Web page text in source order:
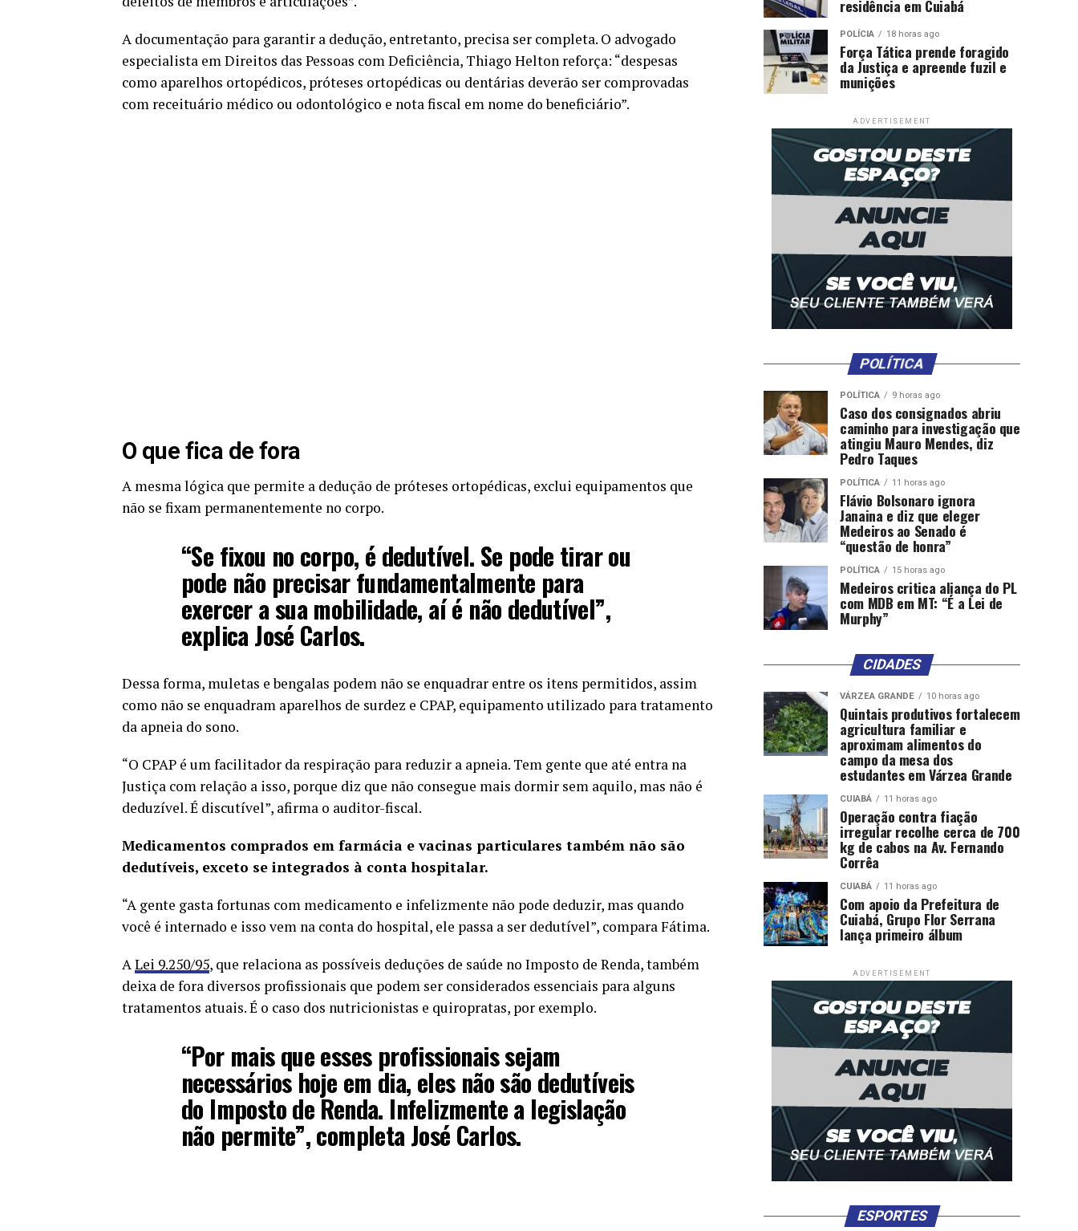
A documentação para garantir a dedução, entretanto, precisa ser completa. O advogado
especialista em Direitos das Pessoas com Deficiência, Thiago Helton reforça: “despesas
como aparelhos ortopédicos, próteses ortopédicas ou dentárias deverão ser comprovadas
com receituário médico ou odontológico e nota fiscal em nome do beneficiário”.
O que fica de fora
A mesma lógica que permite a dedução de próteses ortopédicas, exclui equipamentos que
não se fixam permanentemente no corpo.
“Se fixou no corpo, é dedutível. Se pode tirar ou
pode não precisar fundamentalmente para
exercer a sua mobilidade, aí é não dedutível”,
explica José Carlos.
Dessa forma, muletas e bengalas podem não se enquadrar entre os itens permitidos, assim
como não se enquadram aparelhos de surdez e CPAP, equipamento utilizado para tratamento
da apneia do sono.
“O CPAP é um facilitador da respiração para reduzir a apneia. Tem gente que até entra na
Justiça com relação a isso, porque diz que não consegue mais dormir sem aquilo, mas não é
deduzível. É discutível”, afirma o auditor-fiscal.
Medicamentos comprados em farmácia e vacinas particulares também não são
dedutíveis, exceto se integrados à conta hospitalar.
“A gente gasta fortunas com medicamento e infelizmente não pode deduzir, mas quando
você é internado e isso vem na conta do hospital, ele passa a ser dedutível”, compara Fátima.
ALei 9.250/95, que relaciona as possíveis deduções de saúde no Imposto de Renda, também
deixa de fora diversos profissionais que podem ser considerados essenciais para alguns
tratamentos atuais. É o caso dos nutricionistas e quiropratas, por exemplo.
“Por mais que esses profissionais sejam
necessários hoje em dia, eles não são dedutíveis
do Imposto de Renda. Infelizmente a legislação
não permite”, completa José Carlos.
residência em Cuiabá
POLÍCIA 18 horas ago
Força Tática prende foragido
da Justiça e apreende fuzil e
munições
ADVERTISEMENT
POLÍTICA
POLÍTICA 9 horas ago
Caso dos consignados abriu
caminho para investigação que
atingiu Mauro Mendes, diz
Pedro Taques
POLÍTICA 11 horas ago
Flávio Bolsonaro ignora
Janaina e diz que eleger
Medeiros ao Senado é
“questão de honra”
POLÍTICA 15 horas ago
Medeiros critica aliança do PL
com MDB em MT: “É a Lei de
Murphy”
CIDADES
VÁRZEA GRANDE 10 horas ago
Quintais produtivos fortalecem
agricultura familiar e
aproximam alimentos do
campo da mesa dos
estudantes em Várzea Grande
CUIABÁ 11 horas ago
Operação contra fiação
irregular recolhe cerca de 700
kg de cabos na Av. Fernando
Corrêa
CUIABÁ 11 horas ago
Com apoio da Prefeitura de
Cuiabá, Grupo Flor Serrana
lança primeiro álbum
ADVERTISEMENT
ESPORTES